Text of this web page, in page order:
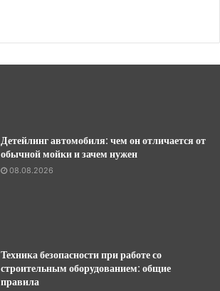
Детейлинг автомобиля: чем он отличается от
обычной мойки и зачем нужен
08.08.2026
Техника безопасности при работе со
строительным оборудованием: общие
правила